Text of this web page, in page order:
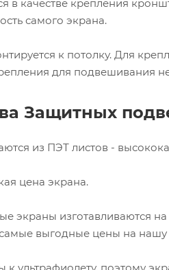
в качестве крепления
самого экрана.
к потолку. Для
для подвешивания
Защитных
из ПЭТ листов -
цена экрана.
экраны изготавливаются
выгодные цены на